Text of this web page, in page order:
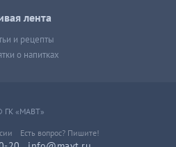
лента
и рецепты
о напитках
ГК «МАВТ»
Есть вопрос? Пишите!